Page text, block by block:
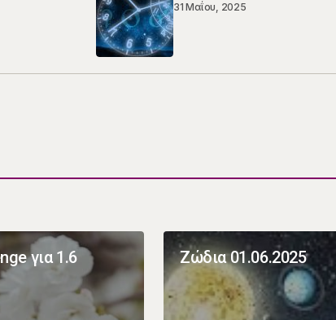
31 Μαΐου, 2025
για 1.6 Ζώδια 01.06.2025